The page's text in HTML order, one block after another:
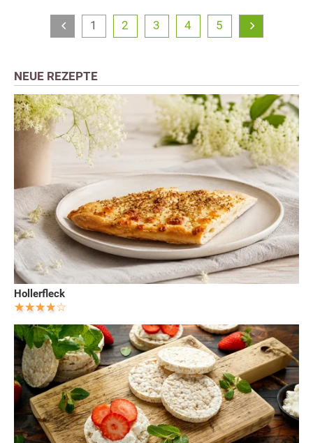
1 2 3 4 5
NEUE REZEPTE
Hollerfleck